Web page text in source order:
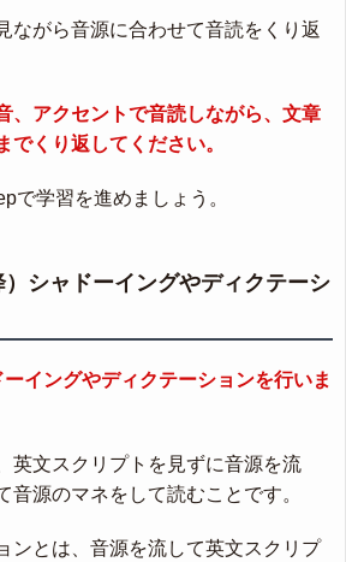
ながら音源に合わせて音読をくり返
、アクセントで音読しながら、文章
でくり返してください。
で学習を進めましょう。
シャドーイングやディクテーシ
イングやディクテーションを行いま
英文スクリプトを見ずに音源を流
音源のマネをして読むことです。
ンとは、音源を流して英文スクリプ